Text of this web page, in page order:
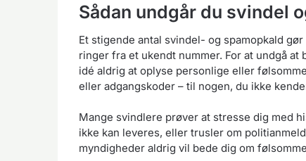
Sådan undgår du svindel
Et stigende antal svindel- og spamopkald
ringer fra et ukendt nummer. For at undgå
idé aldrig at oplyse personlige eller
eller adgangskoder – til nogen, du ikke
Mange svindlere prøver at stresse dig med
ikke kan leveres, eller trusler om
myndigheder aldrig vil bede dig om